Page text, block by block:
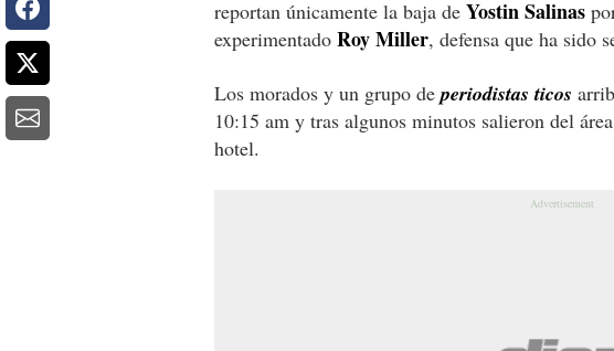
reportan únicamente la baja de Yostin Salinas
experimentado Roy Miller, defensa que ha sido
Los morados y un grupo de periodistas ticos
10:15 am y tras algunos minutos salieron del
hotel.